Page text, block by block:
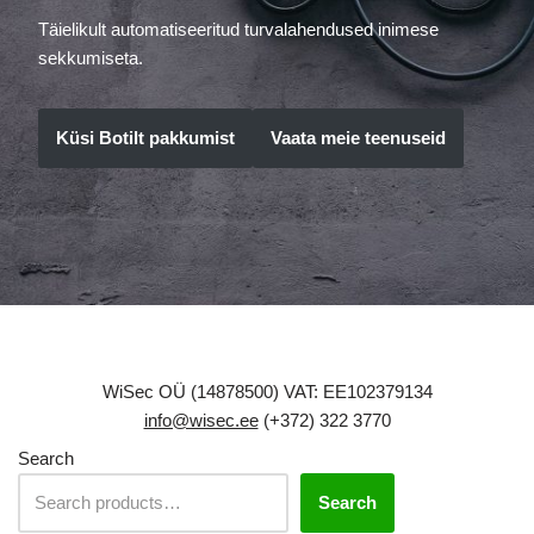
Täielikult automatiseeritud turvalahendused inimese
sekkumiseta.
Küsi Botilt pakkumist Vaata meie teenuseid
WiSec OÜ (14878500) VAT: EE102379134
info@wisec.ee(+372) 322 3770
Search
Search